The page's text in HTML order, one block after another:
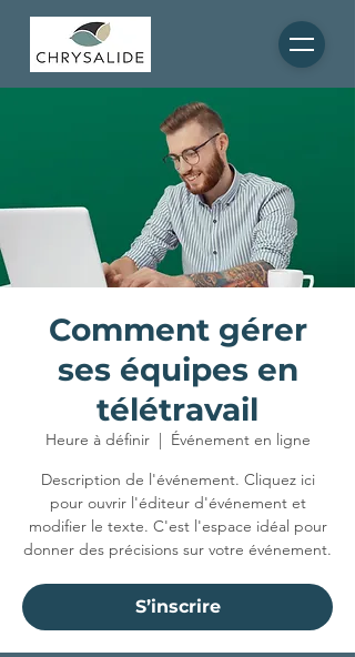
Comment gérer
ses équipes en
télétravail
Heure à définir
  |
Événement en ligne
Description de l'événement. Cliquez ici
pour ouvrir l'éditeur d'événement et
modifier le texte. C'est l'espace idéal pour
donner des précisions sur votre événement.
S’inscrire